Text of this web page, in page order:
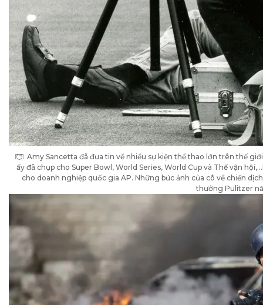
Amy Sancetta đã đưa tin về nhiều sự kiện thể thao lớn trên thế
ấy đã chụp cho Super Bowl, World Series, World Cup và Thế vận
cho doanh nghiệp quốc gia AP. Những bức ảnh của cô về chiến
thưởng Pulitzer